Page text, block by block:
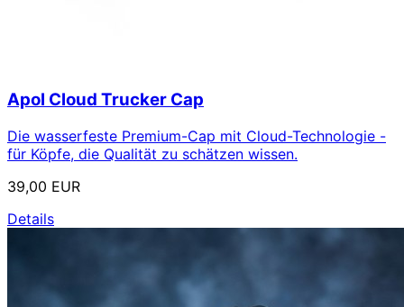
Apol Cloud Trucker Cap
Die wasserfeste Premium-Cap mit Cloud-Technologie -
für Köpfe, die Qualität zu schätzen wissen.
39,00 EUR
Details